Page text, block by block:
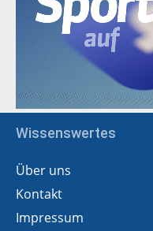
Wissenswertes
Über uns
Kontakt
Impressum